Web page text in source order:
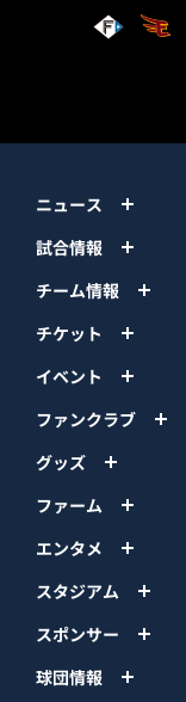
ニュース
試合情報
チーム情報
チケット
イベント
ファンクラブ
グッズ
ファーム
エンタメ
スタジアム
スポンサー
球団情報